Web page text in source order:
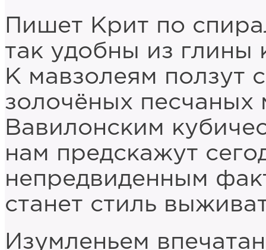
Пишет Крит по
так удобны из глины
К мавзолеям ползут
золочёных песчаных
Вавилонским
нам предскажут
непредвиденным
станет стиль
Изумленьем